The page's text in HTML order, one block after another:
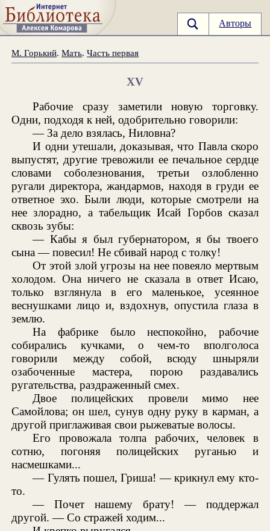
Авторы
М. Горький.Мать.Часть первая
XV
Рабочие сразу заметили новую торговку.
Одни, подходя к ней, одобрительно говорили:
— За дело взялась, Ниловна?
И одни утешали, доказывая, что Павла скоро
выпустят, другие тревожили ее печальное сердце
словами соболезнования, третьи озлобленно
ругали директора, жандармов, находя в груди ее
ответное эхо. Были люди, которые смотрели на
нее злорадно, а табельщик Исай Горбов сказал
сквозь зубы:
— Кабы я был губернатором, я бы твоего
сына — повесил! Не сбивай народ с толку!
От этой злой угрозы на нее повеяло мертвым
холодом. Она ничего не сказала в ответ Исаю,
только взглянула в его маленькое, усеянное
веснушками лицо и, вздохнув, опустила глаза в
землю.
На фабрике было неспокойно, рабочие
собирались кучками, о чем-то вполголоса
говорили между собой, всюду шныряли
озабоченные мастера, порою раздавались
ругательства, раздраженный смех.
Двое полицейских провели мимо нее
Самойлова; он шел, сунув одну руку в карман, а
другой приглаживая свои рыжеватые волосы.
Его провожала толпа рабочих, человек в
сотню, погоняя полицейских руганью и
насмешками...
— Гулять пошел, Гриша! — крикнул ему кто-
то.
— Почет нашему брату! — поддержал
другой. — Со стражей ходим...